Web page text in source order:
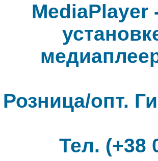
MediaPlayer
Розница/опт.
Тел. (+38